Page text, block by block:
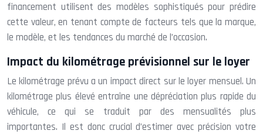
financement utilisent des modèles sophistiqués pour prédire
cette valeur, en tenant compte de facteurs tels que la marque,
le modèle, et les tendances du marché de l’occasion.
Impact du kilométrage prévisionnel sur le loyer
Le kilométrage prévu a un impact direct sur le loyer mensuel. Un
kilométrage plus élevé entraîne une dépréciation plus rapide du
véhicule, ce qui se traduit par des mensualités plus
importantes. Il est donc crucial d’estimer avec précision votre